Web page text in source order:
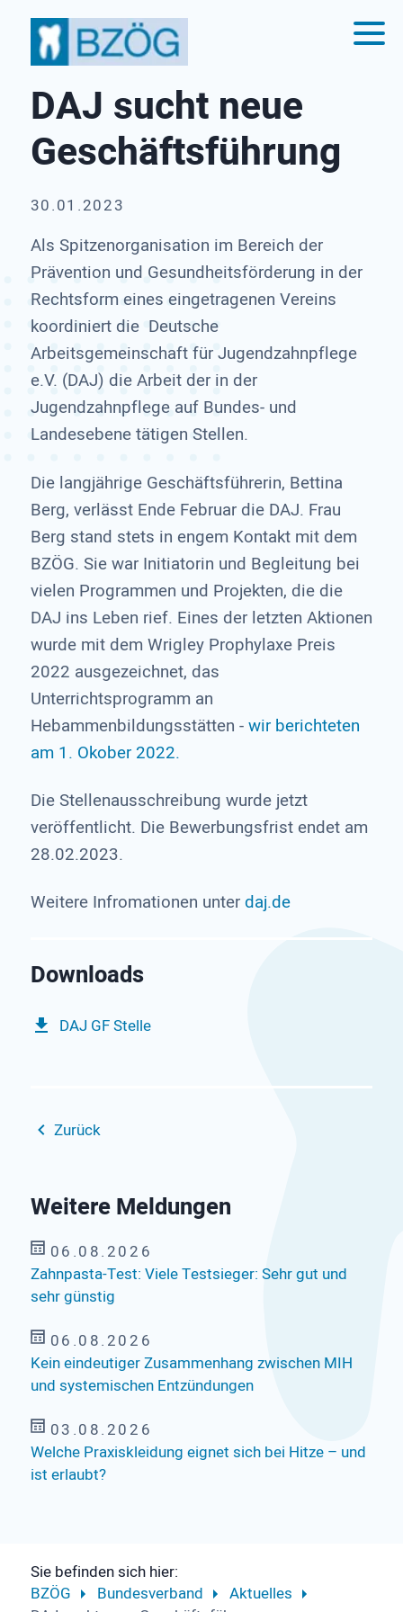
DAJ sucht neue
Geschäfts­führung
30.01.2023
Als Spitzenorganisation im Bereich der
Prävention und Gesundheitsförderung in der
Rechtsform eines eingetragenen Vereins
koordiniert die Deutsche
Arbeitsgemeinschaft für Jugendzahnpflege
e.V. (DAJ) die Arbeit der in der
Jugendzahnpflege auf Bundes- und
Landesebene tätigen Stellen.
Die langjährige Geschäftsführerin, Bettina
Berg, verlässt Ende Februar die DAJ. Frau
Berg stand stets in engem Kontakt mit dem
BZÖG. Sie war Initiatorin und Begleitung bei
vielen Programmen und Projekten, die die
DAJ ins Leben rief. Eines der letzten Aktionen
wurde mit dem Wrigley Prophylaxe Preis
2022 ausgezeichnet, das
Unterrichtsprogramm an
Hebammenbildungsstätten -wir berichteten
am 1. Okober 2022.
Die Stellenausschreibung wurde jetzt
veröffentlicht. Die Bewerbungsfrist endet am
28.02.2023.
Weitere Infromationen unterdaj.de
DAJ GF Stelle
Zurück
Weitere Meldungen
06.08.2026
Zahnpasta-Test: Viele Testsieger: Sehr gut und
sehr günstig
06.08.2026
Kein eindeutiger Zusammenhang zwischen MIH
und systemischen Entzündungen
03.08.2026
Welche Praxiskleidung eignet sich bei Hitze – und
ist erlaubt?
Sie befinden sich hier:
BZÖG
Bundesverband
Aktuelles